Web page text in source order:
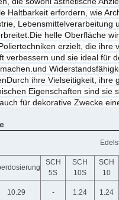
Haltbarkeit erfordern, wie
Lebensmittelverarbeitung
helle Oberfläche
erzielt, die ihre
verbessern und sie ideal für
ihre Vielseitigkeit, ihre
Eigenschaften sind sie
für dekorative Zwecke
SCH
5S
SCH
10S
SCH
10
10.29 - 1.24 1.24